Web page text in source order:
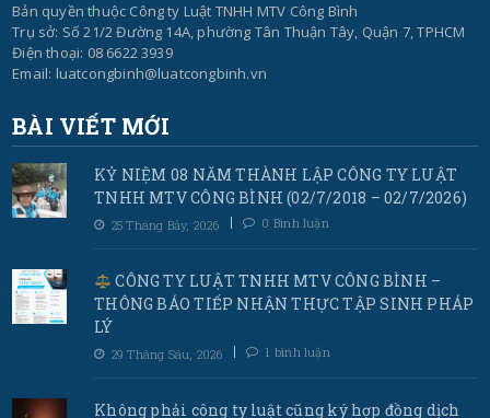
Bản quyền thuộc Công ty Luật TNHH MTV Công Bình
Trụ sở: Số 21/2 Đường 14A, phường Tân Thuận Tây, Quận 7, TPHCM
Điện thoại: 08 6622 3939
Email: luatcongbinh@luatcongbinh.vn
BÀI VIẾT MỚI
KỶ NIỆM 08 NĂM THÀNH LẬP CÔNG TY LUẬT
TNHH MTV CÔNG BÌNH (02/7/2018 – 02/7/2026)
25 Tháng Bảy, 2026 0 Bình luận
CÔNG TY LUẬT TNHH MTV CÔNG BÌNH –
THÔNG BÁO TIẾP NHẬN THỰC TẬP SINH PHÁP
LÝ
29 Tháng Sáu, 2026 1 bình luận
Không phải công ty luật cũng ký hợp đồng dịch